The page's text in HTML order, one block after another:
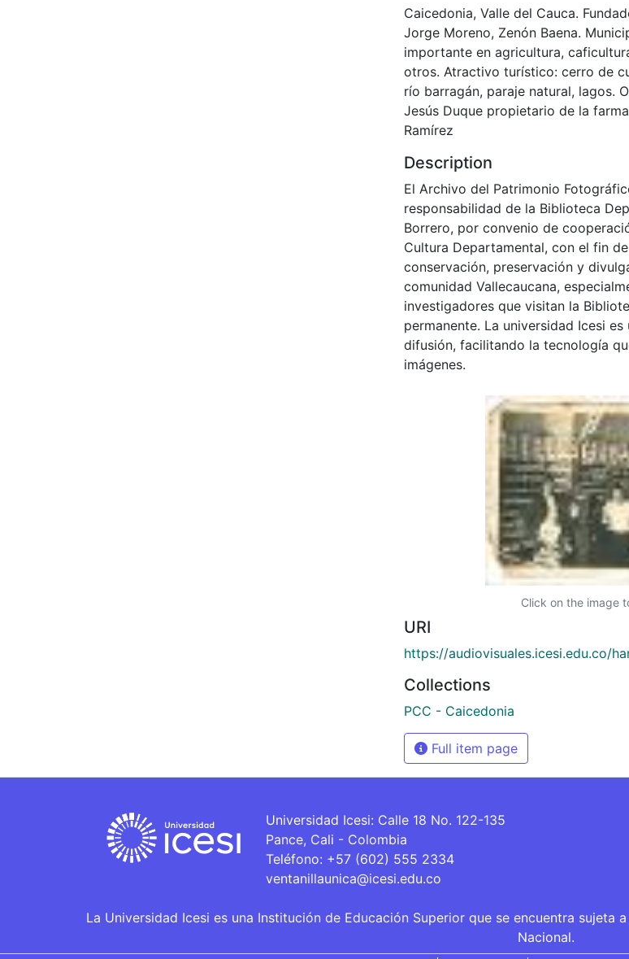
Caicedonia, Valle del Cauca.
Jorge Moreno, Zenón Baena.
importante en agricultura,
otros. Atractivo turístico: cerro de
río barragán, paraje natural, lagos.
Jesús Duque propietario de la
Ramírez
Description
El Archivo del Patrimonio
responsabilidad de la Biblioteca
Borrero, por convenio de
Cultura Departamental, con el fin
conservación, preservación y
comunidad Vallecaucana,
investigadores que visitan la
permanente. La universidad Icesi
difusión, facilitando la tecnología
imágenes.
Click on the image
URI
https://audiovisuales.icesi.edu.co/
Collections
PCC - Caicedonia
Full item page
Universidad Icesi: Calle 18 No. 122-135
Pance, Cali - Colombia
Teléfono: +57 (602) 555 2334
ventanillaunica@icesi.edu.co
La Universidad Icesi es una Institución de Educación Superior que se encuentra sujeta
Nacional.